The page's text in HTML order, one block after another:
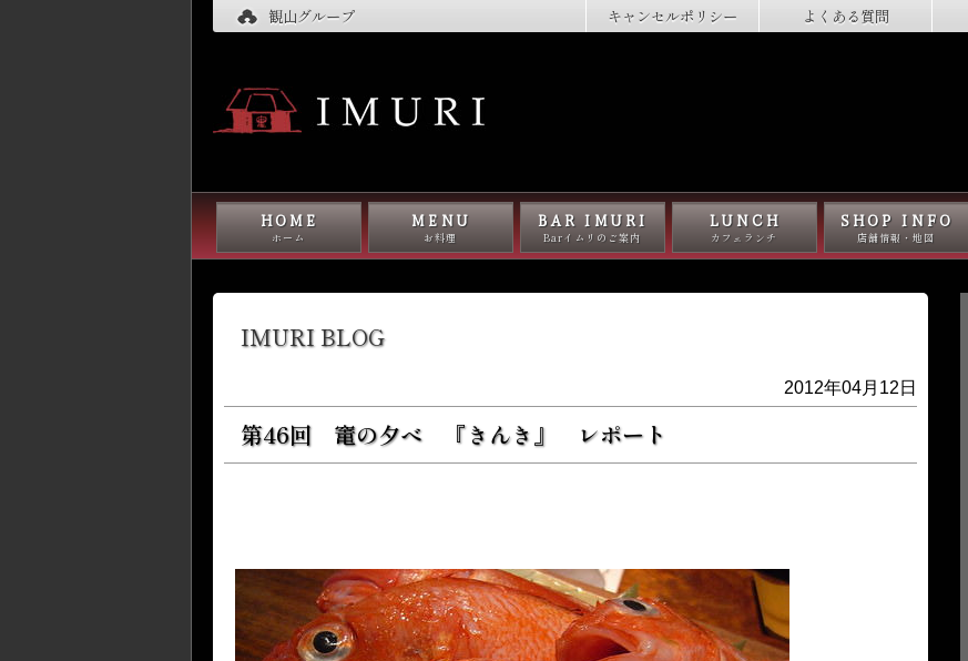
観山グループ キャンセルポリシー よくある質問
HOME
ホーム
MENU
お料理
BAR IMURI
Barイムリのご案内
LUNCH
カフェランチ
SHOP INFO
店舗情報・地図
IMURI BLOG
2012年04月12日
第46回 竃の夕べ 『きんき』 レポート